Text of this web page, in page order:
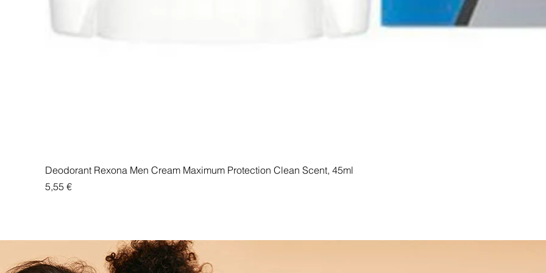
Deodorant Rexona Men Cream Maximum Protection Clean Scent, 45ml
Price
5,55 €